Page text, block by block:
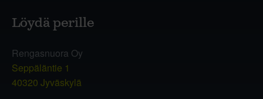
Löydä perille
Rengasnuora Oy
Seppäläntie 1
40320 Jyväskylä